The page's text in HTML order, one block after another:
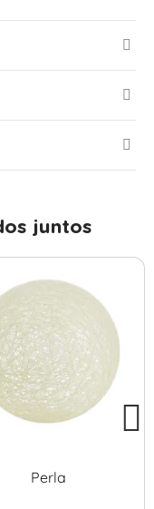
juntos
Perla